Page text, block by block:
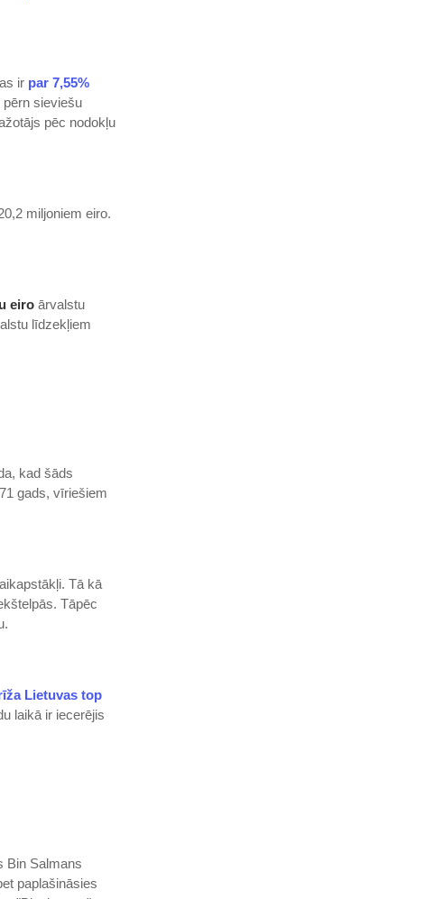
ir par 7,55%
pērn sieviešu
pēc nodokļu
miljoniem eiro.
eiro ārvalstu
līdzekļiem
kad šāds
gads, vīriešiem
Tā kā
Tāpēc
Lietuvas top
laikā ir iecerējis
Bin Salmans
paplašināsies